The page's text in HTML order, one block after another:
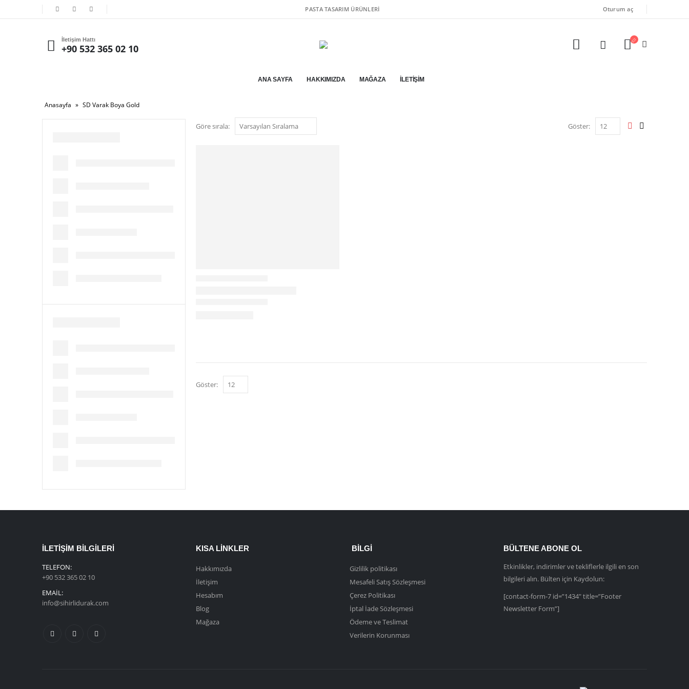
PASTA TASARIM ÜRÜNLERI Oturum aç
İletişim Hattı
+90 532 365 02 10
ANA SAYFA HAKKIMIZDA MAĞAZA İLETIŞIM
Anasayfa » SD Varak Boya Gold
Göre sırala: Göster:
Göster:
İLETIŞIM BILGILERI
TELEFON:
+90 532 365 02 10
EMAIL:
info@sihirlidurak.com
KISA LINKLER
Hakkımızda
İletişim
Hesabım
Blog
Mağaza
BILGI
Gizlilik politikası
Mesafeli Satış Sözleşmesi
Çerez Politikası
İptal İade Sözleşmesi
Ödeme ve Teslimat
Verilerin Korunması
BÜLTENE ABONE OL
Etkinlikler, indirimler ve tekliflerle ilgili en son
bilgileri alın. Bülten için Kaydolun:
[contact-form-7 id=”1434″ title=”Footer
Newsletter Form”]